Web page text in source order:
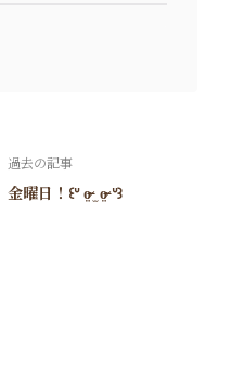
過去の記事
金曜日！꒰ᐡ o̴̶̷̤ ̫ o̴̶̷̤ ᐡ꒱